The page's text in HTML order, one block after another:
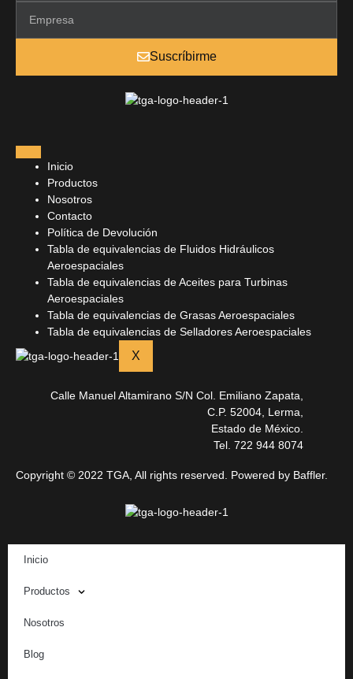
Suscríbirme
Inicio
Productos
Nosotros
Contacto
Política de Devolución
Tabla de equivalencias de Fluidos Hidráulicos
Aeroespaciales
Tabla de equivalencias de Aceites para Turbinas
Aeroespaciales
Tabla de equivalencias de Grasas Aeroespaciales
Tabla de equivalencias de Selladores Aeroespaciales
X
Calle Manuel Altamirano S/N Col. Emiliano Zapata,
C.P. 52004, Lerma,
Estado de México.
Tel. 722 944 8074
Copyright © 2022 TGA, All rights reserved. Powered by Baffler.
Inicio
Productos
Nosotros
Blog